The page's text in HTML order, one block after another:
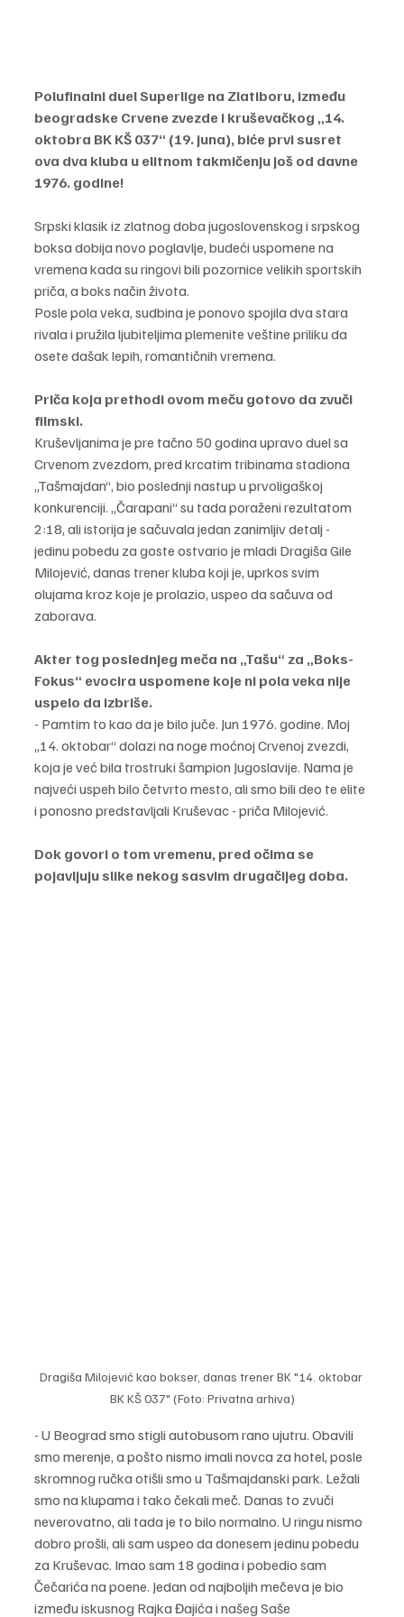
Polufinalni duel Superlige na Zlatiboru, između
beogradske Crvene zvezde i kruševačkog „14.
oktobra BK KŠ 037“ (19. juna), biće prvi susret
ova dva kluba u elitnom takmičenju još od davne
1976. godine!
Srpski klasik iz zlatnog doba jugoslovenskog i srpskog
boksa dobija novo poglavlje, budeći uspomene na
vremena kada su ringovi bili pozornice velikih sportskih
priča, a boks način života.
Posle pola veka, sudbina je ponovo spojila dva stara
rivala i pružila ljubiteljima plemenite veštine priliku da
osete dašak lepih, romantičnih vremena.
Priča koja prethodi ovom meču gotovo da zvuči
filmski.
Kruševljanima je pre tačno 50 godina upravo duel sa
Crvenom zvezdom, pred krcatim tribinama stadiona
„Tašmajdan“, bio poslednji nastup u prvoligaškoj
konkurenciji. „Čarapani“ su tada poraženi rezultatom
2:18, ali istorija je sačuvala jedan zanimljiv detalj -
jedinu pobedu za goste ostvario je mladi Dragiša Gile
Milojević, danas trener kluba koji je, uprkos svim
olujama kroz koje je prolazio, uspeo da sačuva od
zaborava.
Akter tog poslednjeg meča na „Tašu“ za „Boks-
Fokus“ evocira uspomene koje ni pola veka nije
uspelo da izbriše.
- Pamtim to kao da je bilo juče. Jun 1976. godine. Moj
„14. oktobar“ dolazi na noge moćnoj Crvenoj zvezdi,
koja je već bila trostruki šampion Jugoslavije. Nama je
najveći uspeh bilo četvrto mesto, ali smo bili deo te elite
i ponosno predstavljali Kruševac - priča Milojević.
Dok govori o tom vremenu, pred očima se
pojavljuju slike nekog sasvim drugačijeg doba.
Dragiša Milojević kao bokser, danas trener BK "14. oktobar
BK KŠ 037" (Foto: Privatna arhiva)
- U Beograd smo stigli autobusom rano ujutru. Obavili
smo merenje, a pošto nismo imali novca za hotel, posle
skromnog ručka otišli smo u Tašmajdanski park. Ležali
smo na klupama i tako čekali meč. Danas to zvuči
neverovatno, ali tada je to bilo normalno. U ringu nismo
dobro prošli, ali sam uspeo da donesem jedinu pobedu
za Kruševac. Imao sam 18 godina i pobedio sam
Čečarića na poene. Jedan od najboljih mečeva je bio
između iskusnog Rajka Đajića i našeg Saše